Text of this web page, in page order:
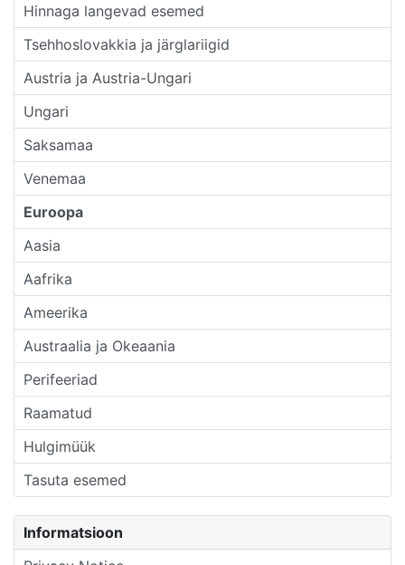
Hinnaga langevad esemed
Tsehhoslovakkia ja järglariigid
Austria ja Austria-Ungari
Ungari
Saksamaa
Venemaa
Euroopa
Aasia
Aafrika
Ameerika
Austraalia ja Okeaania
Perifeeriad
Raamatud
Hulgimüük
Tasuta esemed
Informatsioon